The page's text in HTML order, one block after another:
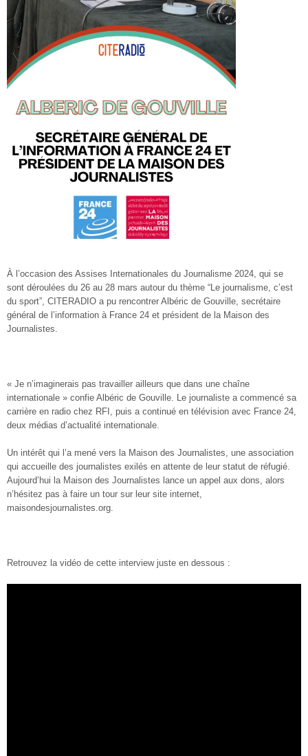
À l’occasion des Assises Internationales du Journalisme 2024, qui se
sont déroulées du 26 au 28 mars autour du thème “Le journalisme, c’est
du sport”, CITERADIO a pu rencontrer Albéric de Gouville, secrétaire
général de l’information à France 24 et président de la Maison des
Journalistes.
« Je n’imaginerais pas travailler ailleurs que dans une chaîne
internationale » confie Albéric de Gouville. Le journaliste a commencé sa
carrière en radio chez RFI, puis a continué en télévision avec France 24,
deux médias d’actualité internationale.
Un intérêt qui l’a mené vers la Maison des Journalistes, une association
qui accueille des journalistes exilés en attente de leur statut de réfugié.
Aujourd’hui la Maison des Journalistes lance un appel aux dons, alors
n’hésitez pas à faire un tour sur leur site internet,
maisondesjournalistes.org.
Retrouvez la vidéo de cette interview juste en dessous :